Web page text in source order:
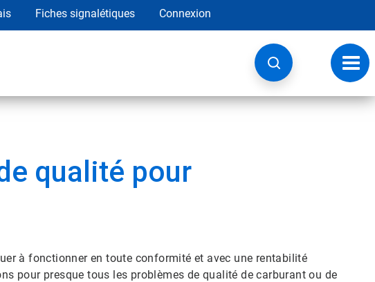
Fiches signalétiques Connexion
à
qualité pour
à fonctionner en toute conformité et avec une rentabilité
pour presque tous les problèmes de qualité de carburant ou de